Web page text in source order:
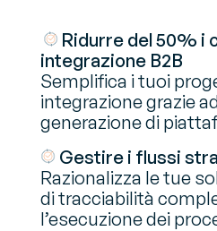
Ridurre del 50% i
integrazione B2B
Semplifica i tuoi
integrazione grazie
generazione di
Gestire i flussi
Razionalizza le tue
di tracciabilità
l’esecuzione dei